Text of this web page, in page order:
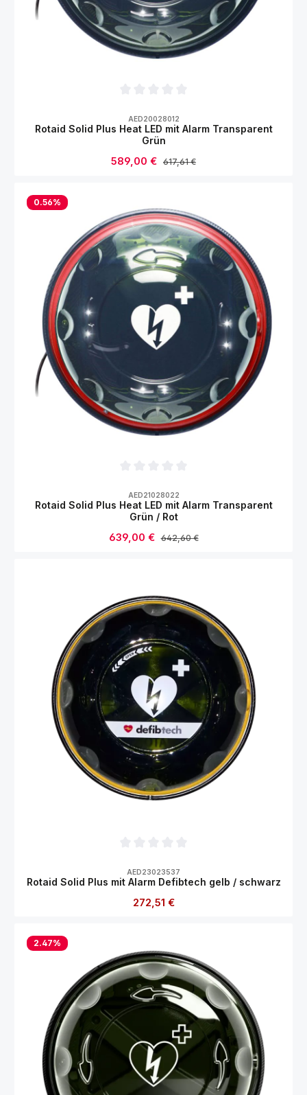
AED20028012
Rotaid Solid Plus Heat LED mit Alarm Transparent
Grün
Verkaufspreis:
589,00 € Regulärer Preis:
617,61 €
0.56%
AED21028022
Rotaid Solid Plus Heat LED mit Alarm Transparent
Grün / Rot
Verkaufspreis:
639,00 € Regulärer Preis:
642,60 €
AED23023537
Rotaid Solid Plus mit Alarm Defibtech gelb / schwarz
Regulärer Preis:
272,51 €
2.47%